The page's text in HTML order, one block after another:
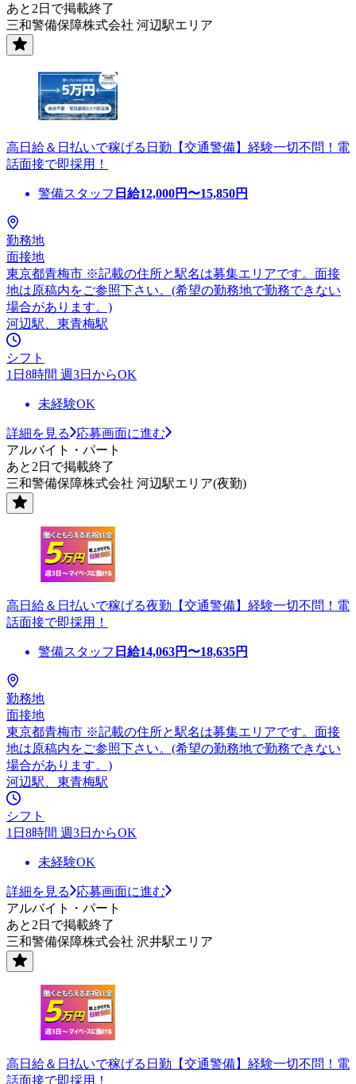
あと2日で掲載終了
三和警備保障株式会社 河辺駅エリア
高日給＆日払いで稼げる日勤【交通警備】経験一切不問！電
話面接で即採用！
警備スタッフ 日給12,000円〜15,850円
勤務地
面接地
東京都青梅市 ※記載の住所と駅名は募集エリアです。面接
地は原稿内をご参照下さい。(希望の勤務地で勤務できない
場合があります。)
河辺駅、東青梅駅
シフト
1日8時間 週3日からOK
未経験OK
詳細を見る
応募画面に進む
アルバイト・パート
あと2日で掲載終了
三和警備保障株式会社 河辺駅エリア(夜勤)
高日給＆日払いで稼げる夜勤【交通警備】経験一切不問！電
話面接で即採用！
警備スタッフ 日給14,063円〜18,635円
勤務地
面接地
東京都青梅市 ※記載の住所と駅名は募集エリアです。面接
地は原稿内をご参照下さい。(希望の勤務地で勤務できない
場合があります。)
河辺駅、東青梅駅
シフト
1日8時間 週3日からOK
未経験OK
詳細を見る
応募画面に進む
アルバイト・パート
あと2日で掲載終了
三和警備保障株式会社 沢井駅エリア
高日給＆日払いで稼げる日勤【交通警備】経験一切不問！電
話面接で即採用！